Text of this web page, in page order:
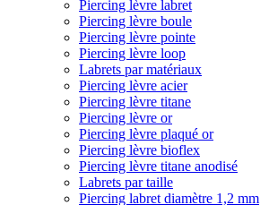
Piercing lèvre labret
Piercing lèvre boule
Piercing lèvre pointe
Piercing lèvre loop
Labrets par matériaux
Piercing lèvre acier
Piercing lèvre titane
Piercing lèvre or
Piercing lèvre plaqué or
Piercing lèvre bioflex
Piercing lèvre titane anodisé
Labrets par taille
Piercing labret diamètre 1,2 mm